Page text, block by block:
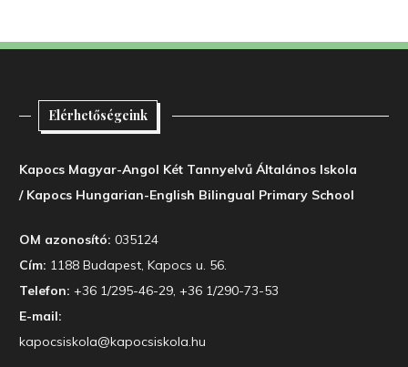
Elérhetőségeink
Kapocs Magyar-Angol Két Tannyelvű Általános Iskola
/ Kapocs Hungarian-English Bilingual Primary School
OM azonosító: 035124
Cím: 1188 Budapest, Kapocs u. 56.
Telefon: +36 1/295-46-29, +36 1/290-73-53
E-mail:
kapocsiskola@kapocsiskola.hu